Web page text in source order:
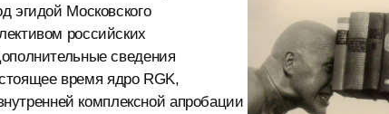
эгидой Московского
российских
сведения
время ядро RGK,
комплексной апробации